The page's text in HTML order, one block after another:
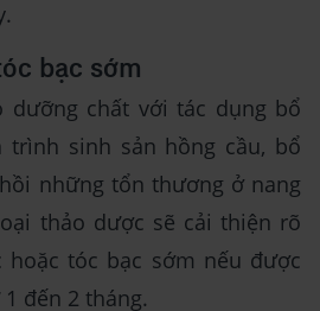
bạc sớm
dưỡng chất với tác dụng bổ
trình sinh sản hồng cầu, bổ
những tổn thương ở nang
thảo dược sẽ cải thiện rõ
tóc bạc sớm nếu được
đến 2 tháng.